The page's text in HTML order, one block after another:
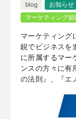
blog
お知らせ
マーケティング
マーケティング
鋭でビジネスを
に所属するマー
ンスの方々に有
の法則』、『